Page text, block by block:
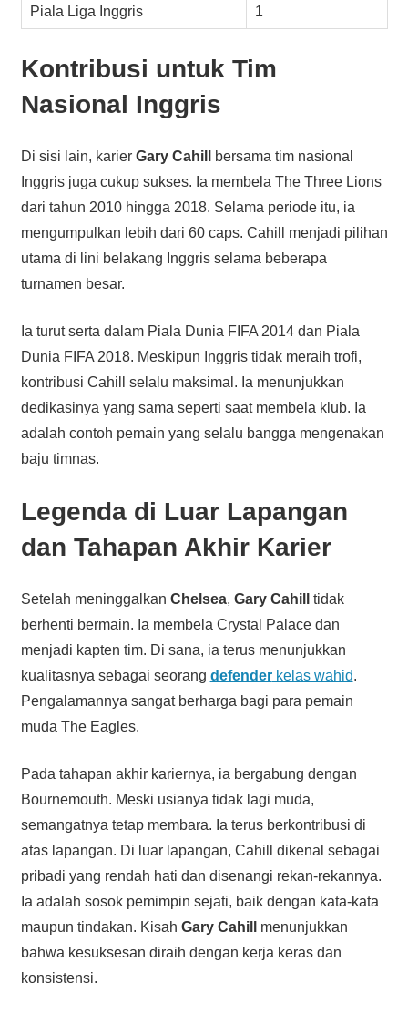
Piala Liga Inggris 1
Kontribusi untuk Tim
Nasional Inggris
Di sisi lain, karier Gary Cahill
bersama tim nasional
Inggris juga cukup sukses. Ia membela The Three Lions
dari tahun 2010 hingga 2018. Selama periode itu, ia
mengumpulkan lebih dari 60 caps. Cahill menjadi pilihan
utama di lini belakang Inggris selama beberapa
turnamen besar.
Ia turut serta dalam Piala Dunia FIFA 2014 dan Piala
Dunia FIFA 2018. Meskipun Inggris tidak meraih trofi,
kontribusi Cahill selalu maksimal. Ia menunjukkan
dedikasinya yang sama seperti saat membela klub. Ia
adalah contoh pemain yang selalu bangga mengenakan
baju timnas.
Legenda di Luar Lapangan
dan Tahapan Akhir Karier
Setelah meninggalkan Chelsea, Gary Cahill
tidak
berhenti bermain. Ia membela Crystal Palace dan
menjadi kapten tim. Di sana, ia terus menunjukkan
kualitasnya sebagai seorang defenderkelas wahid.
Pengalamannya sangat berharga bagi para pemain
muda The Eagles.
Pada tahapan akhir kariernya, ia bergabung dengan
Bournemouth. Meski usianya tidak lagi muda,
semangatnya tetap membara. Ia terus berkontribusi di
atas lapangan. Di luar lapangan, Cahill dikenal sebagai
pribadi yang rendah hati dan disenangi rekan-rekannya.
Ia adalah sosok pemimpin sejati, baik dengan kata-kata
maupun tindakan. Kisah Gary Cahill
menunjukkan
bahwa kesuksesan diraih dengan kerja keras dan
konsistensi.